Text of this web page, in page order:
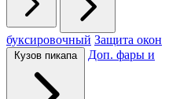
буксировочный Защита окон
Кузов пикапа Доп. фары и